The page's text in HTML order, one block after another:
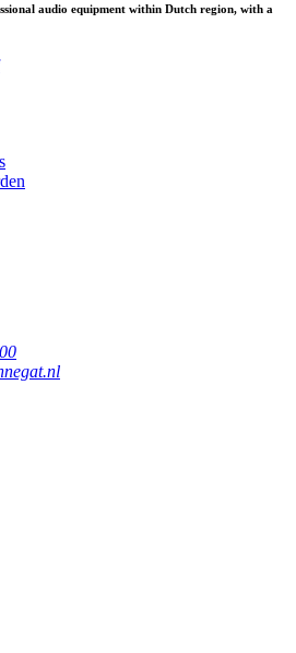
audio equipment within Dutch region, with a